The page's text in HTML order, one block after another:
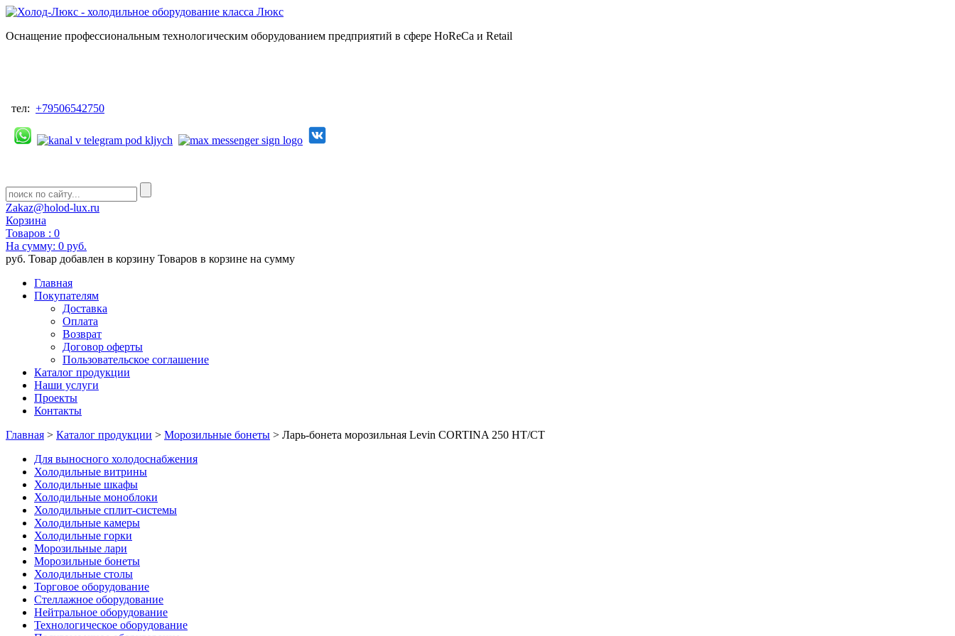
Оснащение профессиональным технологическим оборудованием предприятий в сфере HoReCa и Retail
тел: +79506542750
Zakaz@holod-lux.ru
Корзина
Товаров : 0
На сумму: 0 руб.
руб. Товар добавлен в корзину Товаров в корзине на сумму
Главная
Покупателям
Доставка
Оплата
Возврат
Договор оферты
Пользовательское соглашение
Каталог продукции
Наши услуги
Проекты
Контакты
Главная > Каталог продукции > Морозильные бонеты > Ларь-бонета морозильная Levin CORTINA 250 НТ/СТ
Для выносного холодоснабжения
Холодильные витрины
Холодильные шкафы
Холодильные моноблоки
Холодильные сплит-системы
Холодильные камеры
Холодильные горки
Морозильные лари
Морозильные бонеты
Холодильные столы
Торговое оборудование
Стеллажное оборудование
Нейтральное оборудование
Технологическое оборудование